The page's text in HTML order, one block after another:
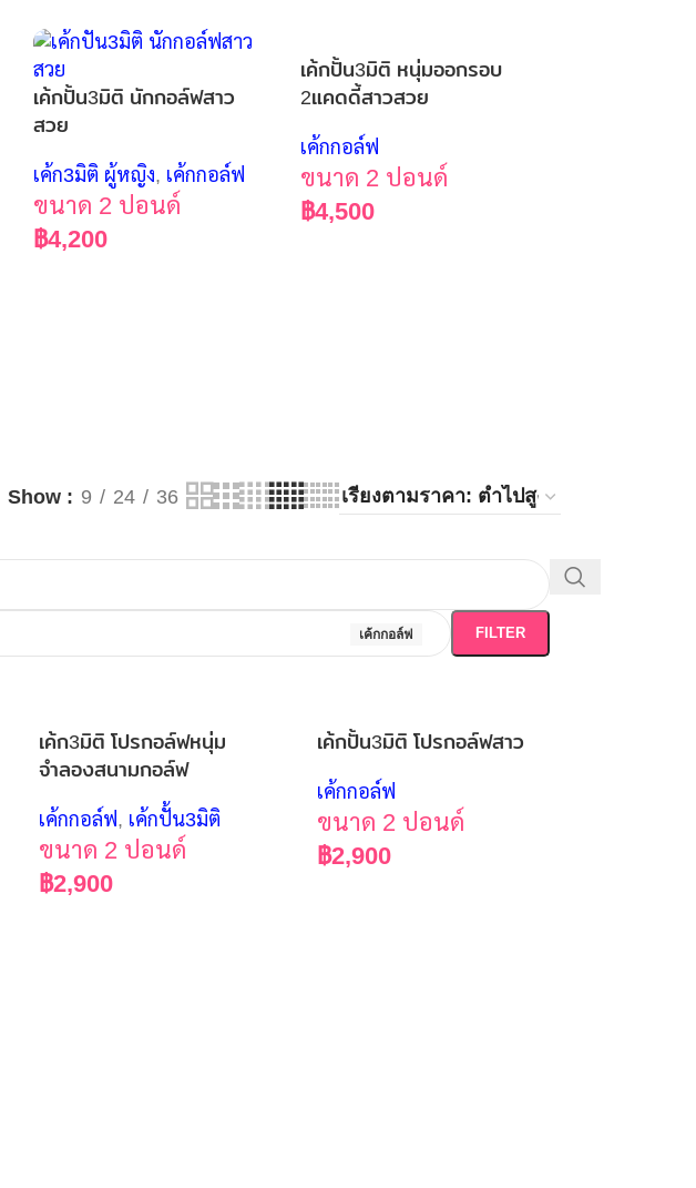
เค้กปั้น3มิติ นักกอล์ฟสาว
สวย
เค้ก3มิติ ผู้หญิง, เค้กกอล์ฟ
ขนาด 2 ปอนด์
฿4,200
เค้กปั้น3มิติ หนุ่มออกรอบ
2แคดดี้สาวสวย
เค้กกอล์ฟ
ขนาด 2 ปอนด์
฿4,500
Show 9 24 36
เค้กกอล์ฟ FILTER
เค้ก3มิติ โปรกอล์ฟหนุ่ม
จำลองสนามกอล์ฟ
เค้กกอล์ฟ, เค้กปั้น3มิติ
ขนาด 2 ปอนด์
฿2,900
เค้กปั้น3มิติ โปรกอล์ฟสาว
เค้กกอล์ฟ
ขนาด 2 ปอนด์
฿2,900